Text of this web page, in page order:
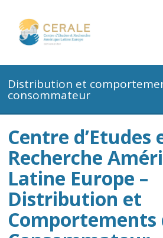
Distribution et
consommateur
Centre d’Etudes
Recherche
Latine Europe –
Distribution et
Comportements